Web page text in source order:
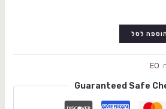
לסל
EO
Guaranteed Safe